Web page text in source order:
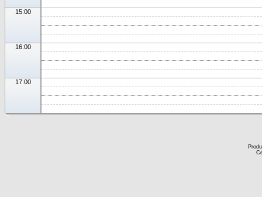
15:00
16:00
17:00